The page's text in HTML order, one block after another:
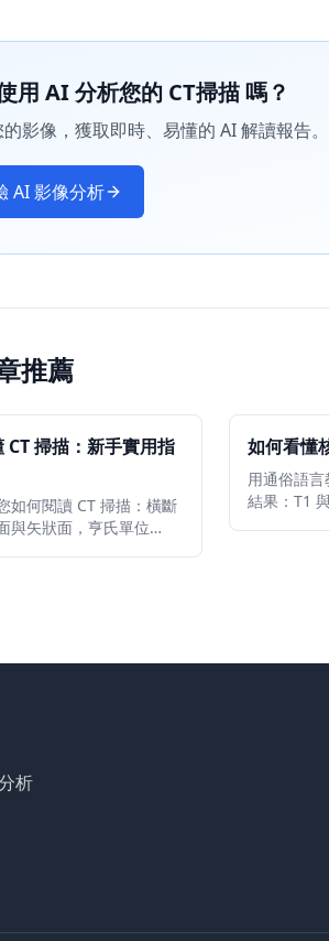
用 AI 分析您的 CT掃描 嗎？
影像，獲取即時、易懂的 AI 解讀報告
AI 影像分析
推薦
CT 掃描：新手實用指
如何閱讀 CT 掃描：橫斷
與矢狀面，亨氏單位
如何看懂
用通俗語
結果：T1
析